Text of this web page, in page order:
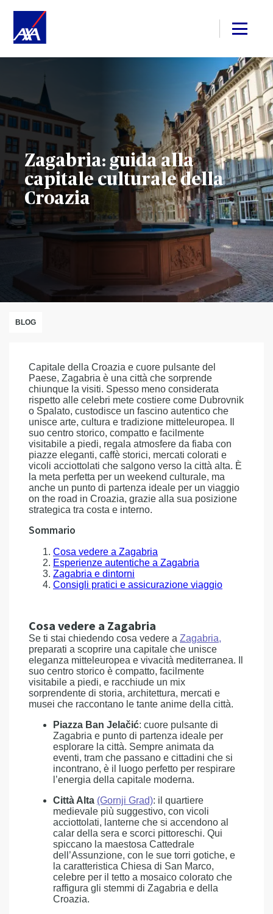
Zagabria: guida alla
capitale culturale della
Croazia
BLOG
Capitale della Croazia e cuore pulsante del
Paese, Zagabria è una città che sorprende
chiunque la visiti. Spesso meno considerata
rispetto alle celebri mete costiere come Dubrovnik
o Spalato, custodisce un fascino autentico che
unisce arte, cultura e tradizione mitteleuropea. Il
suo centro storico, compatto e facilmente
visitabile a piedi, regala atmosfere da fiaba con
piazze eleganti, caffè storici, mercati colorati e
vicoli acciottolati che salgono verso la città alta. È
la meta perfetta per un weekend culturale, ma
anche un punto di partenza ideale per un viaggio
on the road in Croazia, grazie alla sua posizione
strategica tra costa e interno.
Sommario
Cosa vedere a Zagabria
Esperienze autentiche a Zagabria
Zagabria e dintorni
Consigli pratici e assicurazione viaggio
Cosa vedere a Zagabria
Se ti stai chiedendo cosa vedere a Zagabria,
preparati a scoprire una capitale che unisce
eleganza mitteleuropea e vivacità mediterranea. Il
suo centro storico è compatto, facilmente
visitabile a piedi, e racchiude un mix
sorprendente di storia, architettura, mercati e
musei che raccontano le tante anime della città.
Piazza Ban Jelačić: cuore pulsante di
Zagabria e punto di partenza ideale per
esplorare la città. Sempre animata da
eventi, tram che passano e cittadini che si
incontrano, è il luogo perfetto per respirare
l’energia della capitale moderna.
Città Alta (Gornji Grad): il quartiere
medievale più suggestivo, con vicoli
acciottolati, lanterne che si accendono al
calar della sera e scorci pittoreschi. Qui
spiccano la maestosa Cattedrale
dell’Assunzione, con le sue torri gotiche, e
la caratteristica Chiesa di San Marco,
celebre per il tetto a mosaico colorato che
raffigura gli stemmi di Zagabria e della
Croazia.